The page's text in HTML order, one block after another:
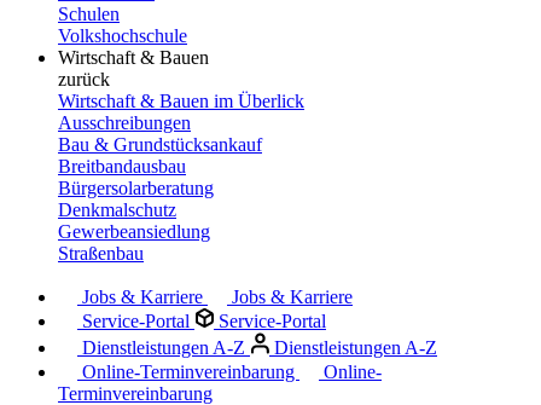
Schulen
Volkshochschule
Wirtschaft & Bauen
zurück
Wirtschaft & Bauen im Überlick
Ausschreibungen
Bau & Grundstücksankauf
Breitbandausbau
Bürgersolarberatung
Denkmalschutz
Gewerbeansiedlung
Straßenbau
Jobs & Karriere
Jobs & Karriere
Service-Portal
Service-Portal
Dienstleistungen A-Z
Dienstleistungen A-Z
Online-Terminvereinbarung
Online-
Terminvereinbarung